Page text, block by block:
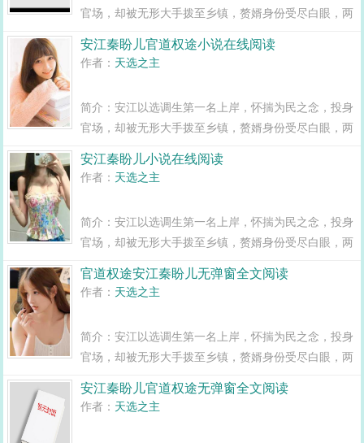
官场，却被无形大手拨至乡镇，赘婿身份受尽白眼，两
变全县最年轻正科级干部且看安江如何一路横空直撞，
安江秦盼儿官道权途小说在线阅读
作者： 天选之主
简介：安江以选调生第一名上岸，怀揣为民之念，投身
官场，却被无形大手拨至乡镇，赘婿身份受尽白眼，两
变全县最年轻正科级干部且看安江如何一路横空直撞，
安江秦盼儿小说在线阅读
作者： 天选之主
简介：安江以选调生第一名上岸，怀揣为民之念，投身
官场，却被无形大手拨至乡镇，赘婿身份受尽白眼，两
变全县最年轻正科级干部且看安江如何一路横空直撞，
官道权途安江秦盼儿无弹窗全文阅读
作者： 天选之主
简介：安江以选调生第一名上岸，怀揣为民之念，投身
官场，却被无形大手拨至乡镇，赘婿身份受尽白眼，两
变全县最年轻正科级干部且看安江如何一路横空直撞，
安江秦盼儿官道权途无弹窗全文阅读
作者： 天选之主